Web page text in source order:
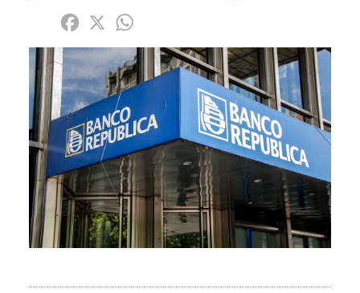
Share Facebook
X
Imagen